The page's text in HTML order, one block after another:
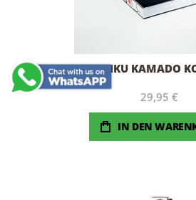
YAKINIKU KAMADO
29,95 €
IN DEN